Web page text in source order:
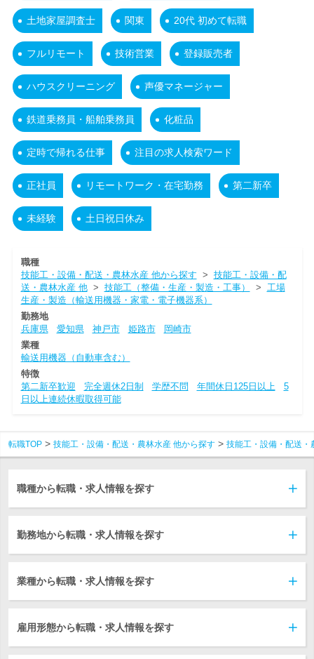
土地家屋調査士 関東 20代 初めて転職
フルリモート 技術営業 登録販売者
ハウスクリーニング 声優マネージャー
鉄道乗務員・船舶乗務員 化粧品
定時で帰れる仕事 注目の求人検索ワード
正社員 リモートワーク・在宅勤務 第二新卒
未経験 土日祝日休み
職種
技能工・設備・配送・農林水産 他から探す > 技能工・設備・配
送・農林水産 他> 技能工（整備・生産・製造・工事） > 工場
生産・製造（輸送用機器・家電・電子機器系）
勤務地
兵庫県
愛知県 神戸市 姫路市
岡崎市
業種
輸送用機器（自動車含む）
特徴
第二新卒歓迎
完全週休2日制 学歴不問 年間休日125日以上
5
日以上連続休暇取得可能
転職TOP 技能工・設備・配送・農林水産 他から探す 技能工・設備・配送・
職種から転職・求人情報を探す
勤務地から転職・求人情報を探す
業種から転職・求人情報を探す
雇用形態から転職・求人情報を探す